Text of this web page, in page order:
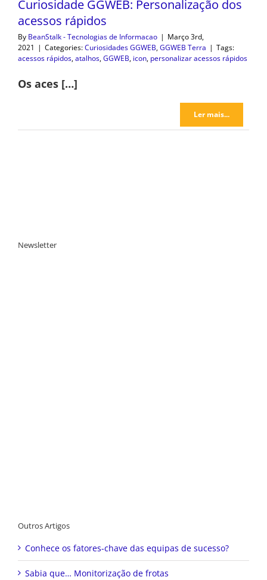
Curiosidade GGWEB: Personalização dos
acessos rápidos
By BeanStalk - Tecnologias de Informacao | Março 3rd,
2021 | Categories:Curiosidades GGWEB,GGWEB Terra | Tags:
acessos rápidos,atalhos,GGWEB, icon, personalizar acessos rápidos
Os aces […]
Ler mais...
Newsletter
Outros Artigos
Conhece os fatores-chave das equipas de sucesso?
Sabia que… Monitorização de frotas